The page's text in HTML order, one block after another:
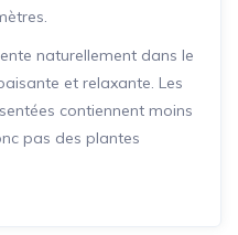
naturellement dans le
et relaxante. Les
contiennent moins
pas des plantes